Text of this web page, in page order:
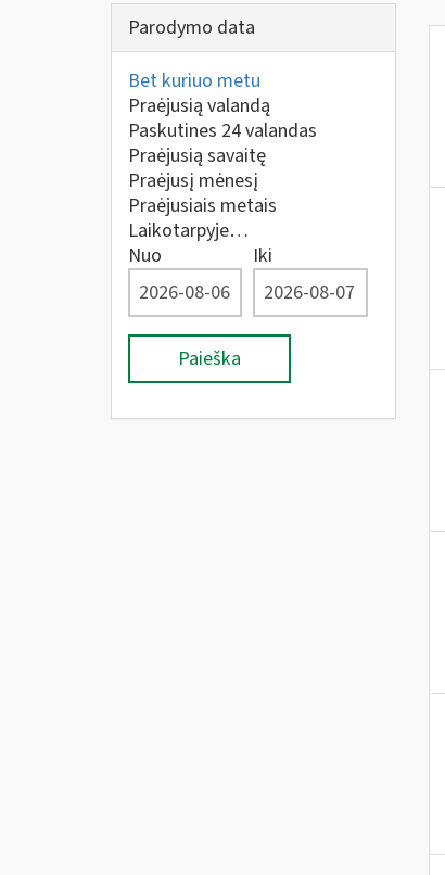
Parodymo data
Bet kuriuo metu
Praėjusią valandą
Paskutines 24 valandas
Praėjusią savaitę
Praėjusį mėnesį
Praėjusiais metais
Laikotarpyje…
Nuo
Iki
Paieška